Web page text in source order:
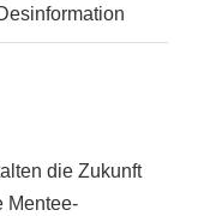
die Zukunft
Mentee-